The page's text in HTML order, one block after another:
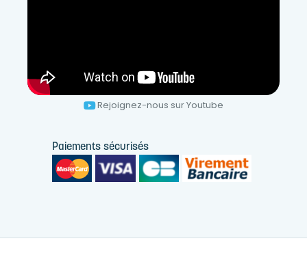
Rejoignez-nous sur Youtube
Paiements sécurisés